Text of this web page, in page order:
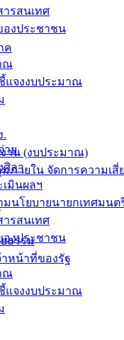
รสนเทศ
องประชาชน
ณ
แจงงบประมาณ
.
าน (งบประมาณ)
ภายใน จัดการความเสี่
ธรรม
หน้าที่ของรัฐ
ค
าย
ศิลา
มินผลฯ
มนโยบายนายกเทศมนต
รสนเทศ
องประชาชน
ณ
แจงงบประมาณ